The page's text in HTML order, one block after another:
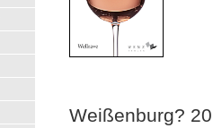
Weißenburg?